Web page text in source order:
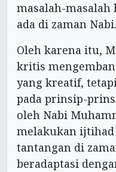
masalah-
ada di zaman Nabi.
Oleh karena itu,
kritis
yang kreatif,
pada prinsip-
oleh Nabi
melakukan
tantangan di
beradaptasi